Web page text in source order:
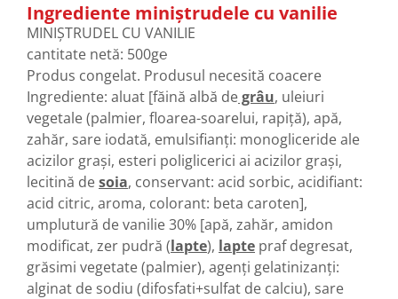
Covrigi cu ulei de masline
Covrigi de Buzau
Grisine
Crochete
Produse de gătit
Faina
Arpacas si pesmet
Malai
Produse congelate
Panificatie congelata
Patiserie congelata
Pizza congelata
Ingrediente miniștrudele cu vanilie
MINIŞTRUDEL CU VANILIE
cantitate netă: 500g℮
Produs congelat. Produsul necesită coacere
Ingrediente: aluat [făină albă degrâu, uleiuri
vegetale (palmier, floarea-soarelui, rapiță), apă,
zahăr, sare iodată, emulsifianți: monogliceride ale
acizilor grași, esteri poliglicerici ai acizilor grași,
lecitină desoia, conservant: acid sorbic, acidifiant:
acid citric, aroma, colorant: beta caroten],
umplutură de vanilie 30% [apă, zahăr, amidon
modificat, zer pudră (lapte), lapte praf degresat,
grăsimi vegetate (palmier), agenți gelatinizanți:
alginat de sodiu (difosfati+sulfat de calciu), sare